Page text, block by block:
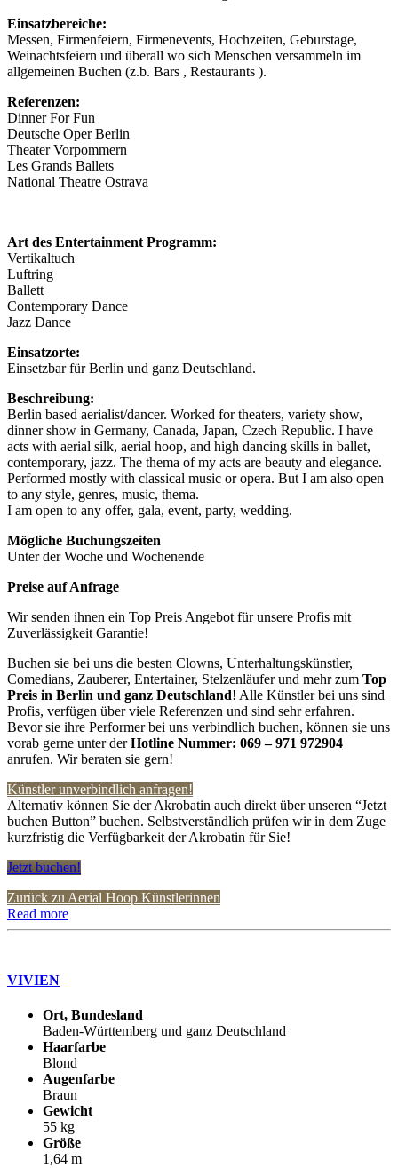
Einsatzbereiche:
Messen, Firmenfeiern, Firmenevents, Hochzeiten, Geburstage,
Weinachtsfeiern und überall wo sich Menschen versammeln im
allgemeinen Buchen (z.b. Bars , Restaurants ).
Referenzen:
Dinner For Fun
Deutsche Oper Berlin
Theater Vorpommern
Les Grands Ballets
National Theatre Ostrava
Art des Entertainment Programm:
Vertikaltuch
Luftring
Ballett
Contemporary Dance
Jazz Dance
Einsatzorte:
Einsetzbar für Berlin und ganz Deutschland.
Beschreibung:
Berlin based aerialist/dancer. Worked for theaters, variety show,
dinner show in Germany, Canada, Japan, Czech Republic. I have
acts with aerial silk, aerial hoop, and high dancing skills in ballet,
contemporary, jazz. The thema of my acts are beauty and elegance.
Performed mostly with classical music or opera. But I am also open
to any style, genres, music, thema.
I am open to any offer, gala, event, party, wedding.
Mögliche Buchungszeiten
Unter der Woche und Wochenende
Preise auf Anfrage
Wir senden ihnen ein Top Preis Angebot für unsere Profis mit
Zuverlässigkeit Garantie!
Buchen sie bei uns die besten Clowns, Unterhaltungskünstler,
Comedians, Zauberer, Entertainer, Stelzenläufer und mehr zum Top
Preis in Berlin und ganz Deutschland! Alle Künstler bei uns sind
Profis, verfügen über viele Referenzen und sind sehr erfahren.
Bevor sie ihre Performer bei uns verbindlich buchen, können sie uns
vorab gerne unter derHotline Nummer: 069 – 971 972904
anrufen. Wir beraten sie gern!
Künstler unverbindlich anfragen!
Alternativ können Sie der Akrobatin auch direkt über unseren “Jetzt
buchen Button” buchen. Selbstverständlich prüfen wir in dem Zuge
kurzfristig die Verfügbarkeit der Akrobatin für Sie!
Jetzt buchen!
Zurück zu Aerial Hoop Künstlerinnen
Read more
VIVIEN
Ort, Bundesland
Baden-Württemberg und ganz Deutschland
Haarfarbe
Blond
Augenfarbe
Braun
Gewicht
55 kg
Größe
1,64 m